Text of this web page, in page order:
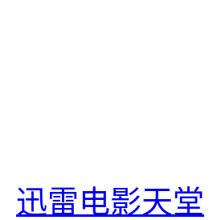
迅雷电影天堂